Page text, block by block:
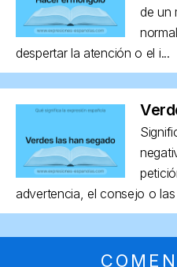
de un
despertar la atención o el i...
advertencia, el consejo o las